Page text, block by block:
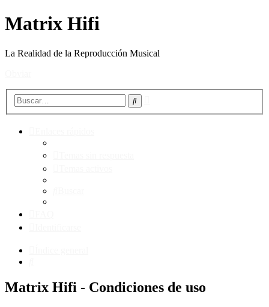
Matrix Hifi
La Realidad de la Reproducción Musical
Buscar
Matrix Hifi - Condiciones de uso